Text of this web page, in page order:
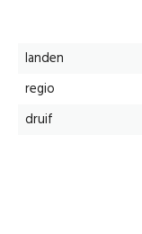
landen
regio
druif